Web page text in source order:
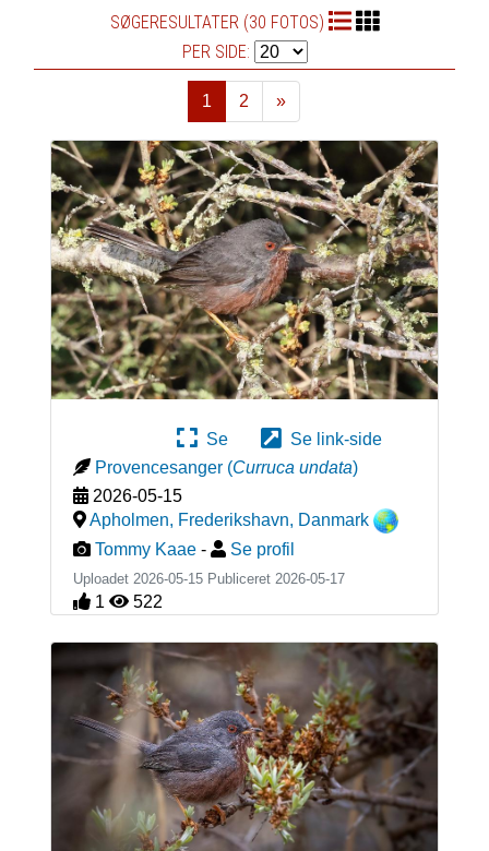
SØGERESULTATER (30 FOTOS)
PER SIDE:
1 2
»
Næste
Se
Se link-side
Provencesanger (Curruca undata)
2026-05-15
Apholmen, Frederikshavn, Danmark
Tommy Kaae - Se profil
Uploadet 2026-05-15 Publiceret 2026-05-17
1 522